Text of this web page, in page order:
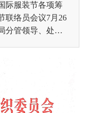
际服装节各项筹
联络员会议7月26
分管领导、处室